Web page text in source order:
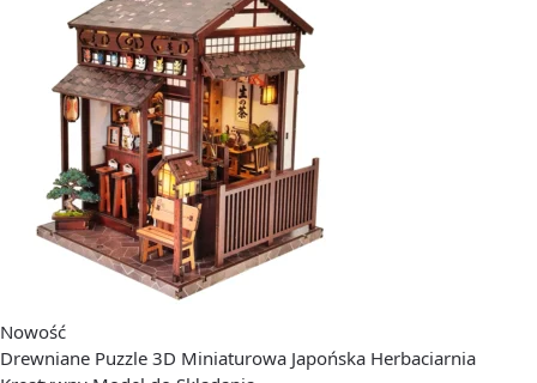
Nowość
Drewniane Puzzle 3D Miniaturowa Japońska Herbaciarnia